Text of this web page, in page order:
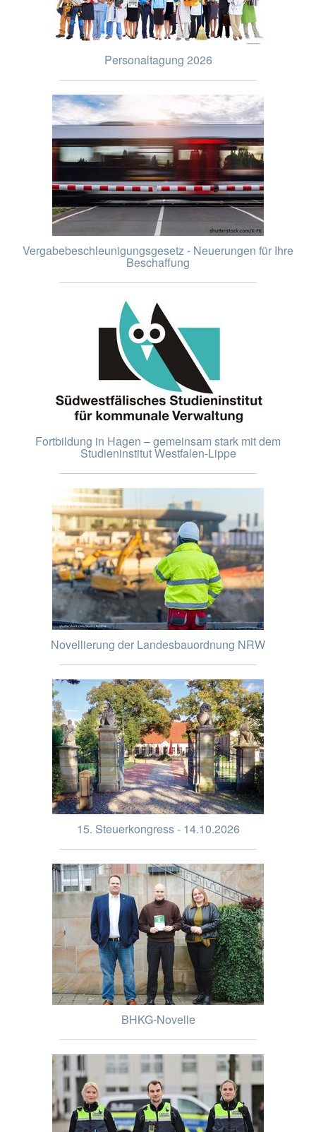
Personaltagung 2026
Vergabebeschleunigungsgesetz - Neuerungen für Ihre
Beschaffung
Fortbildung in Hagen – gemeinsam stark mit dem
Studieninstitut Westfalen-Lippe
Novellierung der Landesbauordnung NRW
15. Steuerkongress - 14.10.2026
BHKG-Novelle